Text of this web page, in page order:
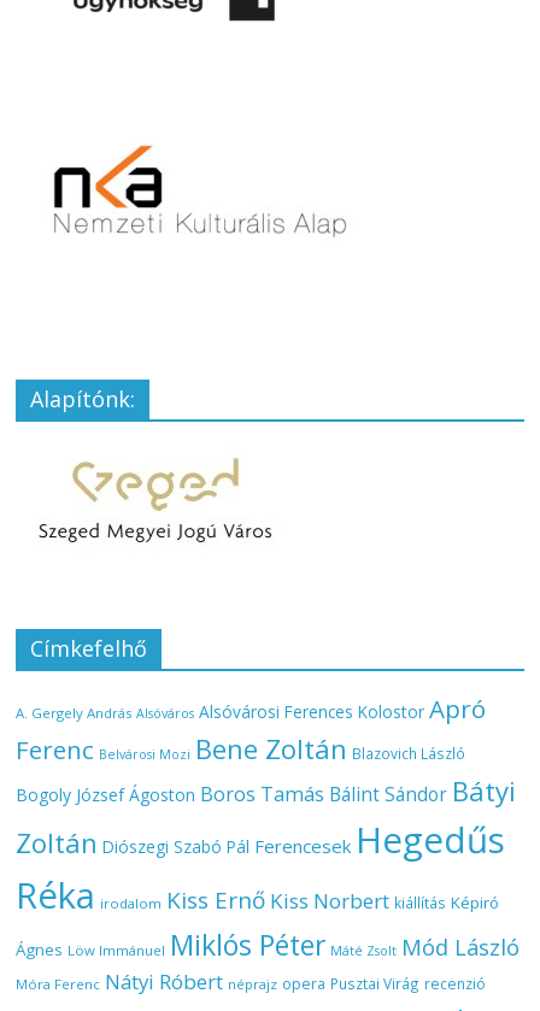
Alapítónk:
Címkefelhő
A. Gergely András Alsóváros Alsóvárosi Ferences Kolostor Apró
Ferenc Belvárosi Mozi Bene Zoltán Blazovich László
Bogoly József Ágoston Boros Tamás Bálint Sándor Bátyi
Zoltán Diószegi Szabó Pál Ferencesek Hegedűs
Réka irodalom Kiss Ernő Kiss Norbert kiállítás Képiró
Ágnes Löw Immánuel Miklós Péter Máté Zsolt Mód László
Móra Ferenc Nátyi Róbert néprajz opera Pusztai Virág recenzió